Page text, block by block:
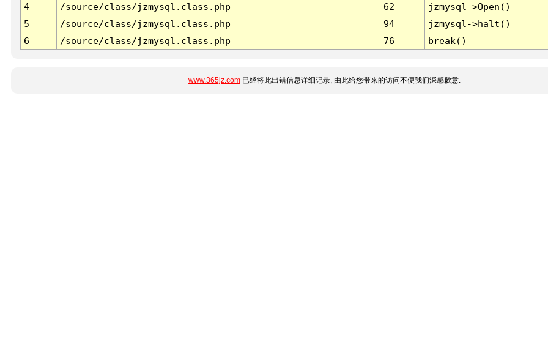
4
/source/class/jzmysql.class.php 62
jzmysql->Open()
5
/source/class/jzmysql.class.php 94
jzmysql->halt()
6
/source/class/jzmysql.class.php 76 break()
www.365jz.com已经将此出错信息详细记录, 由此给您带来的访问不便我们深感歉意.